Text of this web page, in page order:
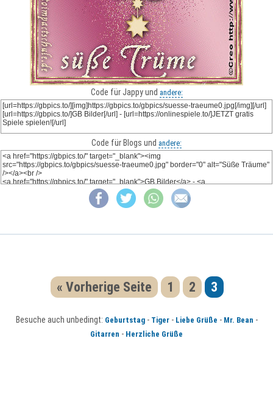
Code für Jappy und andere:
Code für Blogs und andere:
« Vorherige Seite 1 2 3
Besuche auch unbedingt: Geburtstag- Tiger- Liebe Grüße - Mr. Bean -
Gitarren - Herzliche Grüße